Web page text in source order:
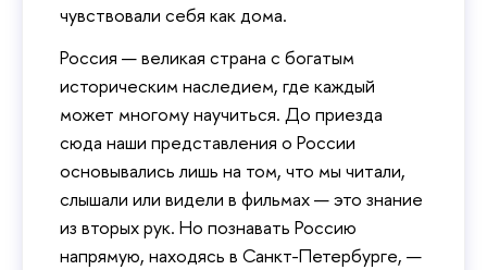
чувствовали себя как дома.
Россия — великая страна с богатым
историческим наследием, где каждый
может многому научиться. До приезда
сюда наши представления о России
основывались лишь на том, что мы читали,
слышали или видели в фильмах — это знание
из вторых рук. Но познавать Россию
напрямую, находясь в Санкт-Петербурге, —